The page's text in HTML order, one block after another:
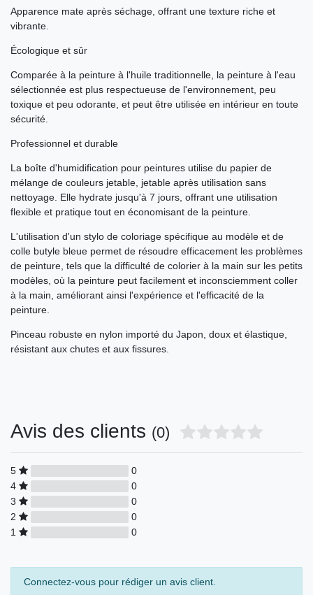
Apparence mate après séchage, offrant une texture riche et
vibrante.
Écologique et sûr
Comparée à la peinture à l'huile traditionnelle, la peinture à l'eau
sélectionnée est plus respectueuse de l'environnement, peu
toxique et peu odorante, et peut être utilisée en intérieur en toute
sécurité.
Professionnel et durable
La boîte d'humidification pour peintures utilise du papier de
mélange de couleurs jetable, jetable après utilisation sans
nettoyage. Elle hydrate jusqu'à 7 jours, offrant une utilisation
flexible et pratique tout en économisant de la peinture.
L'utilisation d'un stylo de coloriage spécifique au modèle et de
colle butyle bleue permet de résoudre efficacement les problèmes
de peinture, tels que la difficulté de colorier à la main sur les petits
modèles, où la peinture peut facilement et inconsciemment coller
à la main, améliorant ainsi l'expérience et l'efficacité de la
peinture.
Pinceau robuste en nylon importé du Japon, doux et élastique,
résistant aux chutes et aux fissures.
Avis des clients (0)
5
0
4
0
3
0
2
0
1
0
Connectez-vous pour rédiger un avis client.